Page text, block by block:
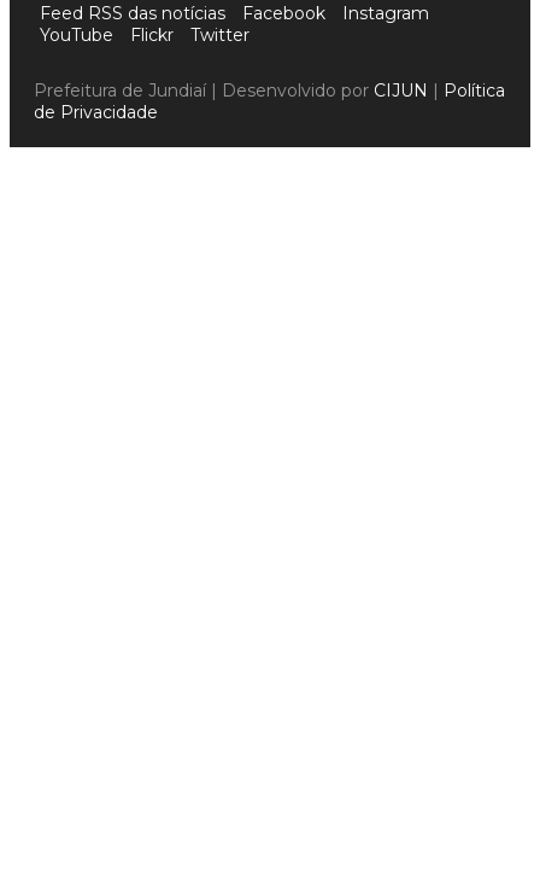
Feed RSS das notícias Facebook
Instagram
YouTube
Flickr Twitter
Prefeitura de Jundiaí | Desenvolvido por CIJUN | Política
de Privacidade